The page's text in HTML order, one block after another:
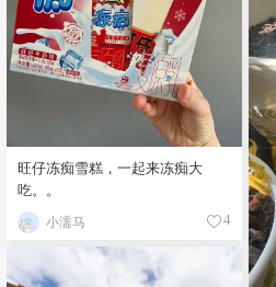
旺仔冻痴雪糕，一起来冻痴大
吃。。
小濡马 4